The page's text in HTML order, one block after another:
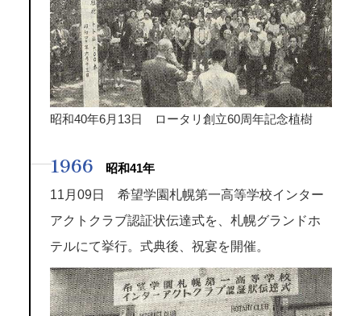
昭和40年6月13日 ロータリ創立60周年記念植樹
1966
昭和41年
11月09日 希望学園札幌第一高等学校インター
アクトクラブ認証状伝達式を、札幌グランドホ
テルにて挙行。式典後、祝宴を開催。